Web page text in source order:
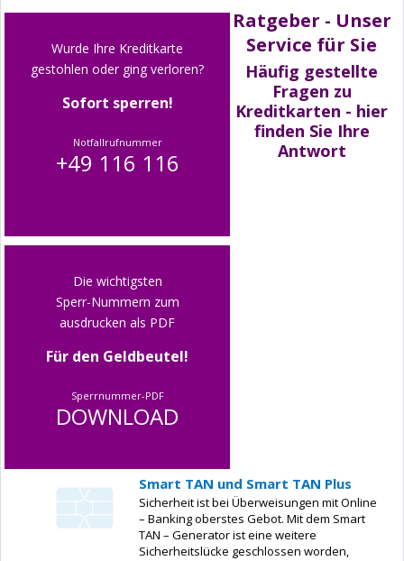
Wurde Ihre Kreditkarte
gestohlen oder ging verloren?
Sofort sperren!
Notfallrufnummer
+49 116 116
Ratgeber - Unser
Service für Sie
Die wichtigsten
Sperr-Nummern zum
ausdrucken als PDF
Für den Geldbeutel!
Sperrnummer-PDF
DOWNLOAD
Häufig gestellte
Fragen zu
Kreditkarten - hier
finden Sie Ihre
Antwort
Smart TAN und Smart TAN Plus
Sicherheit ist bei Überweisungen mit Online
– Banking oberstes Gebot. Mit dem Smart
TAN – Generator ist eine weitere
Sicherheitslücke geschlossen worden,